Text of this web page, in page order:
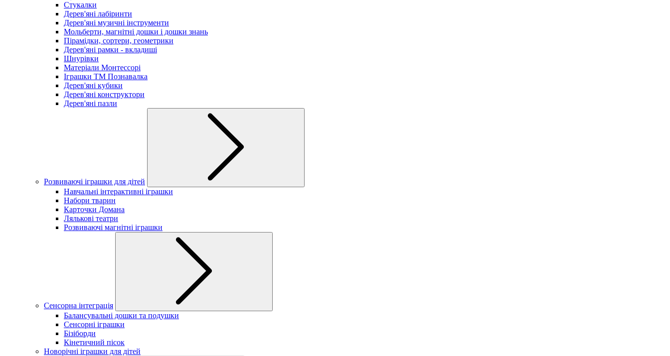
Стукалки
Дерев'яні лабіринти
Дерев'яні музичні інструменти
Мольберти, магнітні дошки і дошки знань
Пірамідки, сортери, геометрики
Дерев'яні рамки - вкладиші
Шнурівки
Матеріали Монтессорі
Іграшки ТМ Познавалка
Дерев'яні кубики
Дерев'яні конструктори
Дерев'яні пазли
Розвиваючі іграшки для дітей
Навчальні інтерактивні іграшки
Набори тварин
Карточки Домана
Лялькові театри
Розвиваючі магнітні іграшки
Сенсорна інтеграція
Балансувальні дошки та подушки
Сенсорні іграшки
Бізіборди
Кінетичний пісок
Новорічні іграшки для дітей